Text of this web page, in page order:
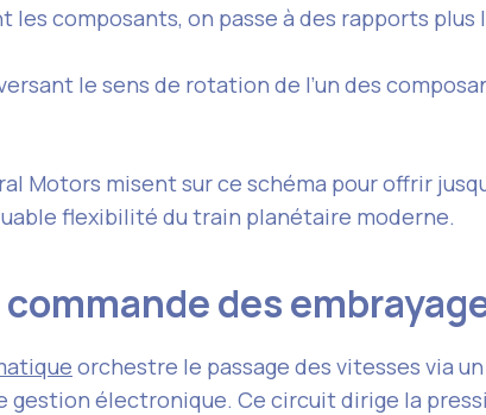
composants, on passe à des rapports
le sens de rotation de l’un des
Motors misent sur ce schéma pour offrir
flexibilité du train planétaire moderne.
des
orchestre le passage des vitesses via
gestion électronique. Ce circuit dirige la